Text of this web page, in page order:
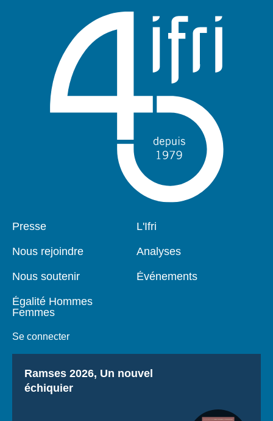
Pied
Presse
Nous rejoindre
Nous soutenir
Égalité Hommes
Femmes
Se connecter
Navigation
L'Ifri
Analyses
Événements
Titre
Ramses 2026, Un nouvel
échiquier